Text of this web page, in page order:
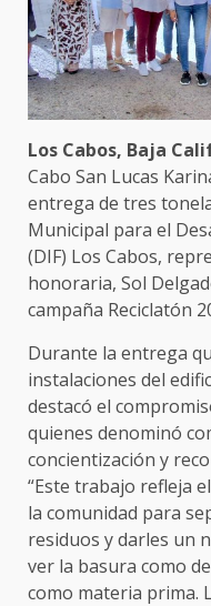
Los Cabos, Baja
Cabo San Lucas
entrega de tres
Municipal para el
(DIF) Los Cabos,
honoraria, Sol
campaña Reciclatón
Durante la entrega
instalaciones del
destacó el
quienes denominó
concientización y
“Este trabajo refleja
la comunidad para
residuos y darles un
ver la basura como
como materia prima.